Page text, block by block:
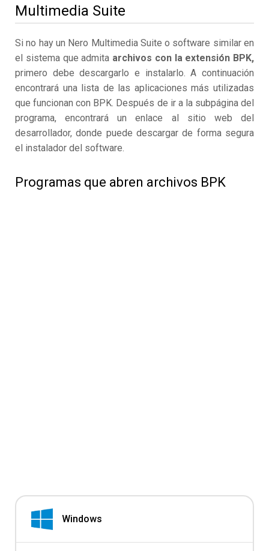
Multimedia Suite
Si no hay un Nero Multimedia Suite o software similar en
el sistema que admita archivos con la extensión BPK,
primero debe descargarlo e instalarlo. A continuación
encontrará una lista de las aplicaciones más utilizadas
que funcionan con BPK. Después de ir a la subpágina del
programa, encontrará un enlace al sitio web del
desarrollador, donde puede descargar de forma segura
el instalador del software.
Programas que abren archivos BPK
Windows